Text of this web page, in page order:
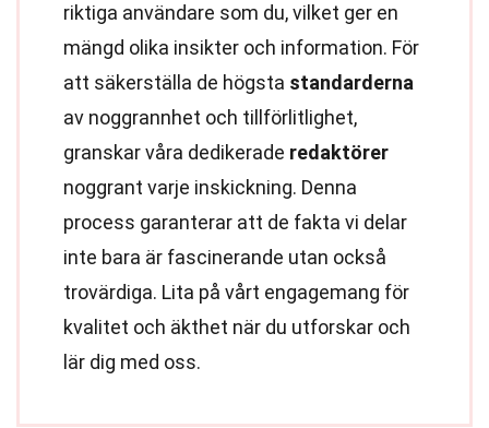
riktiga användare som du, vilket ger en
mängd olika insikter och information. För
att säkerställa de högsta standarderna
av noggrannhet och tillförlitlighet,
granskar våra dedikerade redaktörer
noggrant varje inskickning. Denna
process garanterar att de fakta vi delar
inte bara är fascinerande utan också
trovärdiga. Lita på vårt engagemang för
kvalitet och äkthet när du utforskar och
lär dig med oss.